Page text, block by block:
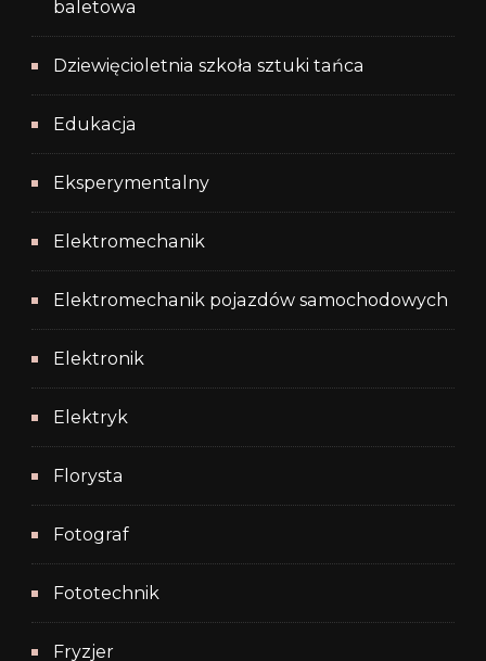
baletowa
Dziewięcioletnia szkoła sztuki tańca
Edukacja
Eksperymentalny
Elektromechanik
Elektromechanik pojazdów samochodowych
Elektronik
Elektryk
Florysta
Fotograf
Fototechnik
Fryzjer